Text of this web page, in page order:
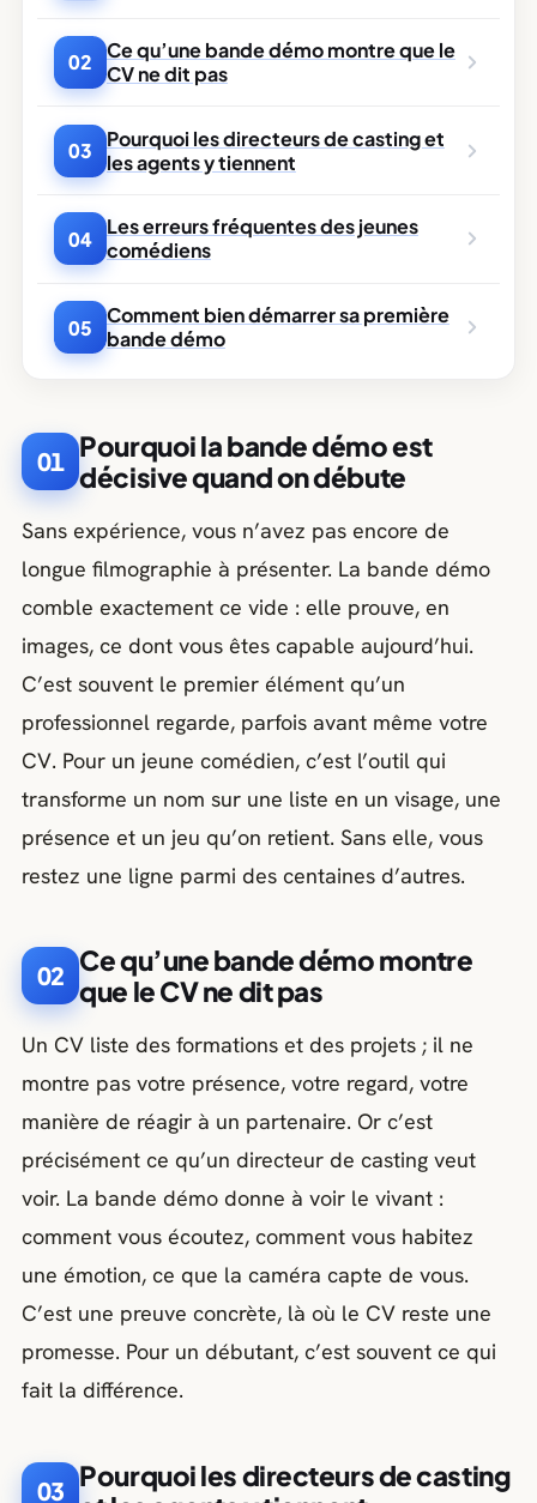
02
Ce qu’une bande démo montre que le
CV ne dit pas
03
Pourquoi les directeurs de casting et
les agents y tiennent
04 Les erreurs fréquentes des jeunes
comédiens
05
Comment bien démarrer sa première
bande démo
01 Pourquoi la bande démo est
décisive quand on débute
Sans expérience, vous n’avez pas encore de
longue filmographie à présenter. La bande démo
comble exactement ce vide : elle prouve, en
images, ce dont vous êtes capable aujourd’hui.
C’est souvent le premier élément qu’un
professionnel regarde, parfois avant même votre
CV. Pour un jeune comédien, c’est l’outil qui
transforme un nom sur une liste en un visage, une
présence et un jeu qu’on retient. Sans elle, vous
restez une ligne parmi des centaines d’autres.
02 Ce qu’une bande démo montre
que le CV ne dit pas
Un CV liste des formations et des projets ; il ne
montre pas votre présence, votre regard, votre
manière de réagir à un partenaire. Or c’est
précisément ce qu’un directeur de casting veut
voir. La bande démo donne à voir le vivant :
comment vous écoutez, comment vous habitez
une émotion, ce que la caméra capte de vous.
C’est une preuve concrète, là où le CV reste une
promesse. Pour un débutant, c’est souvent ce qui
fait la différence.
03 Pourquoi les directeurs de casting